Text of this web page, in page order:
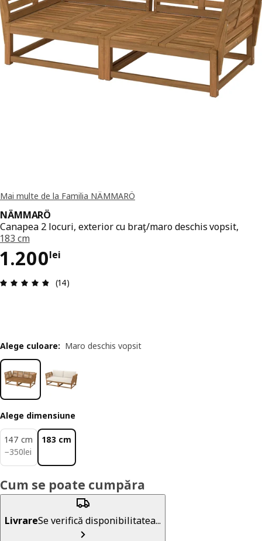
Mai multe de la Familia NÄMMARÖ
NÄMMARÖ
Canapea 2 locuri, exterior cu braţ/maro deschis vopsit,
183 cm
1.200lei
Preț 1200lei
Prezentare generală: 4.8 din 5 stele Total
(14)
Alege culoare: Maro deschis vopsit
Alege dimensiune
147 cm
−350lei
350lei
183 cm
Cum se poate cumpăra
LivrareSe verifică disponibilitatea...